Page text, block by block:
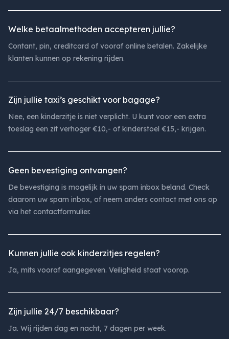
Welke betaalmethoden accepteren jullie?
Contant, pin, creditcard of vooraf online betalen. Zakelijke
klanten kunnen op rekening rijden.
Zijn jullie taxi’s geschikt voor bagage?
Nee, een kinderzitje is niet verplicht. U kunt voor een extra
toeslag een zit verhoger €10,- of kinderstoel €15,- krijgen.
Geen bevestiging ontvangen?
De bevestiging is mogelijk in uw spam inbox beland. Check
daarom uw spam inbox, of neem anders contact met ons op
via het contactformulier.
Kunnen jullie ook kinderzitjes regelen?
Ja, mits vooraf aangegeven. Veiligheid staat voorop.
Zijn jullie 24/7 beschikbaar?
Ja. Wij rijden dag en nacht, 7 dagen per week.